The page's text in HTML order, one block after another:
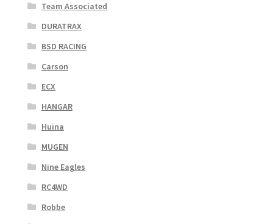
Team Associated
DURATRAX
BSD RACING
Carson
ECX
HANGAR
Huina
MUGEN
Nine Eagles
RC4WD
Robbe